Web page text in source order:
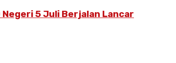
Negeri 5 Juli Berjalan Lancar